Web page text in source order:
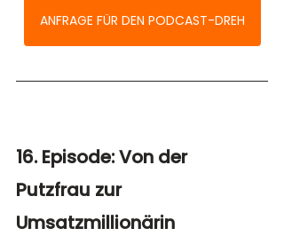
ANFRAGE FÜR DEN PODCAST-DREH
16. Episode: Von der
Putzfrau zur
Umsatzmillionärin